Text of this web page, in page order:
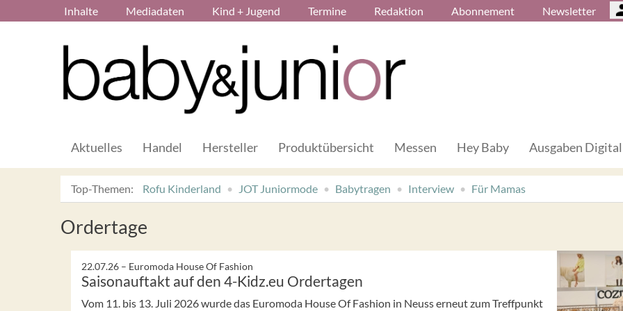
Inhalte Mediadaten Kind + Jugend Termine Redaktion Abonnement Newsletter
Aktuelles Handel Hersteller Produktübersicht Messen Hey Baby Ausgaben Digital
Top-Themen: Rofu Kinderland JOT Juniormode Babytragen Interview Für Mamas
Ordertage
22.07.26 – Euromoda House Of Fashion
Saisonauftakt auf den 4-Kidz.eu Ordertagen
Vom 11. bis 13. Juli 2026 wurde das Euromoda House Of Fashion in Neuss erneut zum Treffpunkt